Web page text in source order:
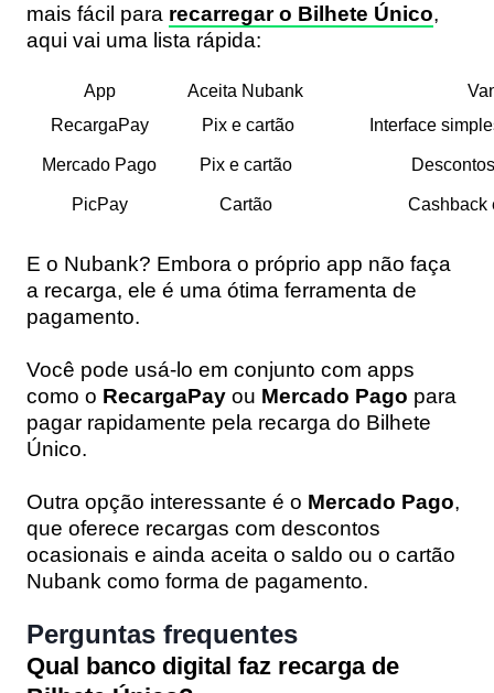
mais fácil para recarregar o Bilhete Único,
aqui vai uma lista rápida:
App Aceita Nubank
RecargaPay
Pix e cartão Interface
Mercado Pago Pix e cartão
PicPay Cartão Cashback
E o Nubank? Embora o próprio app não faça
a recarga, ele é uma ótima ferramenta de
pagamento.
Você pode usá-lo em conjunto com apps
como o RecargaPay ou Mercado Pago para
pagar rapidamente pela recarga do Bilhete
Único.
Outra opção interessante é o Mercado Pago,
que oferece recargas com descontos
ocasionais e ainda aceita o saldo ou o cartão
Nubank como forma de pagamento.
Perguntas frequentes
Qual banco digital faz recarga de